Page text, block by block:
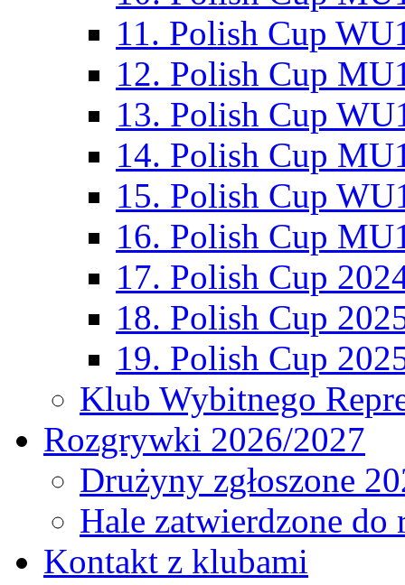
11. Polish Cup
12. Polish Cup
13. Polish Cup
14. Polish Cup
15. Polish Cup
16. Polish Cup
17. Polish Cup
18. Polish Cup
19. Polish Cup
Klub Wybitnego
Rozgrywki 2026/2027
Drużyny zgłoszone
Hale zatwierdzone
Kontakt z klubami